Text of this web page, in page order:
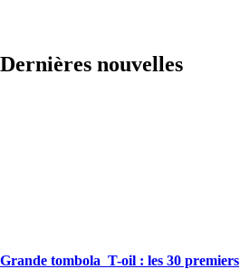
Dernières nouvelles
Grande tombola T-oil : les 30 premiers